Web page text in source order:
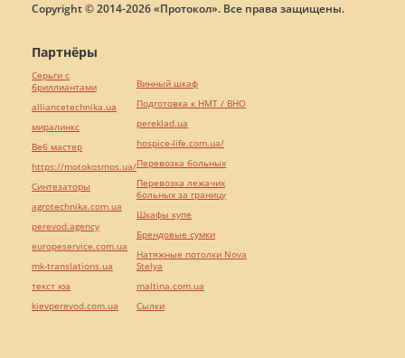
Copyright © 2014-2026 «Протокол». Все права защищены.
Партнёры
Серьги с
бриллиантами
alliancetechnika.ua
миралинкс
Веб мастер
https://motokosmos.ua/
Синтезаторы
agrotechnika.com.ua
perevod.agency
europeservice.com.ua
mk-translations.ua
текст юа
kievperevod.com.ua
Винный шкаф
Подготовка к НМТ / ВНО
pereklad.ua
hospice-life.com.ua/
Перевозка больных
Перевозка лежачих
больных за границу
Шкафы купе
Брендовые сумки
Натяжные потолки Nova
Stelya
maltina.com.ua
Cылки